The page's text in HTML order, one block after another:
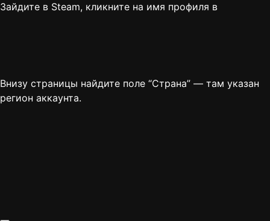
Зайдите в Steam, кликните на имя профиля в
Внизу страницы найдите поле “Страна” — там указан
регион аккаунта.